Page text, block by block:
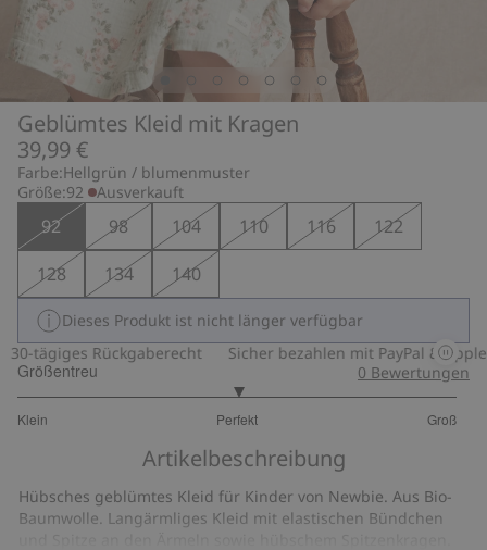
Geblümtes Kleid mit Kragen
39,99 €
Farbe:Hellgrün / blumenmuster
Größe:92 Ausverkauft
92 98 104 110 116
122
128
134 140
Dieses Produkt ist nicht länger verfügbar
tägiges Rückgaberecht
Sicher bezahlen mit PayPal & Apple
Größentreu
Klein Perfekt Groß
von
17
Bewertungen
0 Bewertungen
Artikelbeschreibung
Hübsches geblümtes Kleid für Kinder von Newbie. Aus Bio-
Baumwolle. Langärmliges Kleid mit elastischen Bündchen